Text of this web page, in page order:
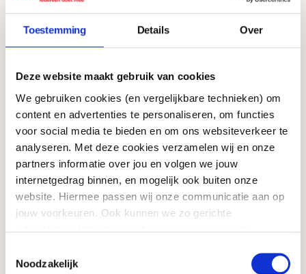
Toestemming Details Over
Deze website maakt gebruik van cookies
We gebruiken cookies (en vergelijkbare technieken) om
content en advertenties te personaliseren, om functies
voor social media te bieden en om ons websiteverkeer te
analyseren. Met deze cookies verzamelen wij en onze
partners informatie over jou en volgen we jouw
internetgedrag binnen, en mogelijk ook buiten onze
website. Hiermee passen wij onze communicatie aan op
jouw voorkeuren. Ook kunnen we zo gerichte
statement. Je kunt je toestemming ook altijd
wijzigen of
Noodzakelijk
Standaardformulier publicatieplicht
standaardformulier publicatieplicht ANBI
algemeen
vind je alle informatie die we in het kader
van onze ANBI-status verplicht zijn te
publiceren.
Code Goed Bestuur
voldoen aan de
FIN Code Goed Bestuuren